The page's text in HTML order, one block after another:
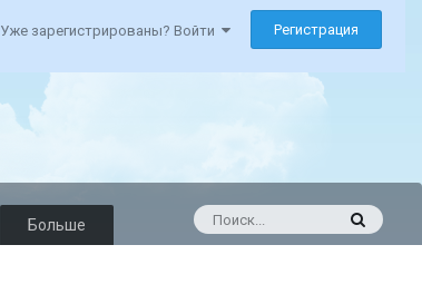
Уже зарегистрированы? Войти Регистрация
Больше